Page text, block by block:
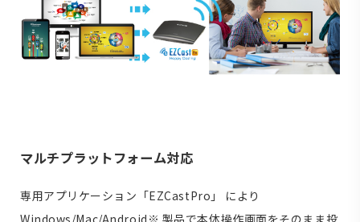
マルチプラットフォーム対応
専用アプリケーション「EZCastPro」 により